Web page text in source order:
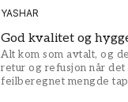
YASHAR
God kvalitet og
Alt kom som avtalt, og
retur og refusjon når
feilberegnet mengde